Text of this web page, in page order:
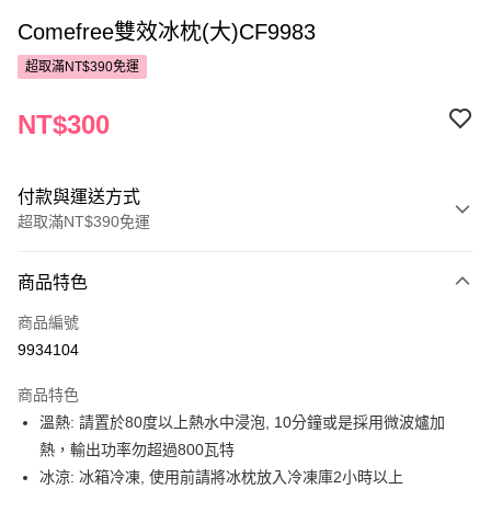
Comefree雙效冰枕(大)CF9983
超取滿NT$390免運
NT$300
付款與運送方式
超取滿NT$390免運
POYA支付
信用卡一次付款
LINE Pay
Apple Pay
商品特色
商品編號
9934104
商品特色
溫熱: 請置於80度以上熱水中浸泡, 10分鐘或是採用微波爐加
熱，輸出功率勿超過800瓦特
冰涼: 冰箱冷凍, 使用前請將冰枕放入冷凍庫2小時以上